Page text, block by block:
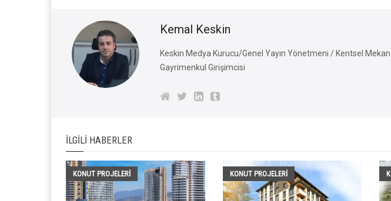
Kemal Keskin
Keskin Medya Kurucu/Genel Yayın Yönetmeni / Kentsel
Gayrimenkul Girişimcisi
İLGILI HABERLER
KONUT PROJELERI KONUT PROJELERI